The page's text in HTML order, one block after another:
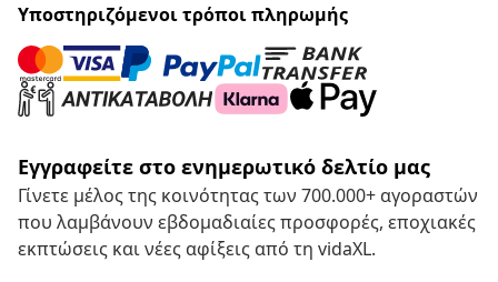
Υποστηριζόμενοι τρόποι πληρωμής
Εγγραφείτε στο ενημερωτικό δελτίο μας
Γίνετε μέλος της κοινότητας των 700.000+ αγοραστών
που λαμβάνουν εβδομαδιαίες προσφορές, εποχιακές
εκπτώσεις και νέες αφίξεις από τη vidaXL.